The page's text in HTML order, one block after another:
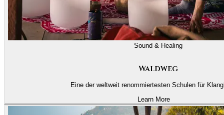
Sound & Healing
Waldweg
Eine der weltweit renommiertesten Schulen für
Learn More